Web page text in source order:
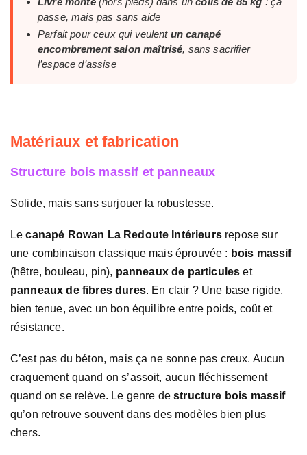
passe, mais pas sans aide
Parfait pour ceux qui veulent un canapé
encombrement salon maîtrisé, sans sacrifier
l’espace d’assise
Matériaux et fabrication
Structure bois massif et panneaux
Solide, mais sans surjouer la robustesse.
Lecanapé Rowan La Redoute Intérieursrepose sur
une combinaison classique mais éprouvée : bois massif
(hêtre, bouleau, pin), panneaux de particules et
panneaux de fibres dures. En clair ? Une base rigide,
bien tenue, avec un bon équilibre entre poids, coût et
résistance.
C’est pas du béton, mais ça ne sonne pas creux. Aucun
craquement quand on s’assoit, aucun fléchissement
quand on se relève. Le genre destructure bois massif
qu’on retrouve souvent dans des modèles bien plus
chers.